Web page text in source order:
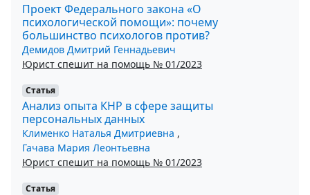
Проект Федерального закона «О
психологической помощи»: почему
большинство психологов против?
Демидов Дмитрий Геннадьевич
Юрист спешит на помощь № 01/2023
Статья
Анализ опыта КНР в сфере защиты
персональных данных
Клименко Наталья Дмитриевна ,
Гачава Мария Леонтьевна
Юрист спешит на помощь № 01/2023
Статья